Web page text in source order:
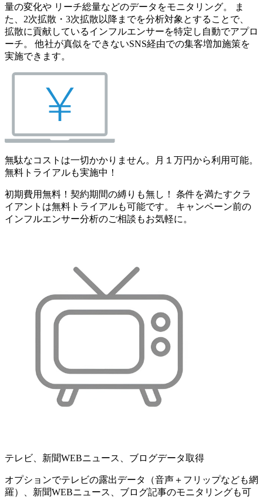
量の変化や リーチ総量などのデータをモニタリング。 ま
た、2次拡散・3次拡散以降までを分析対象とすることで、
拡散に貢献しているインフルエンサーを特定し自動でアプロ
ーチ。 他社が真似をできないSNS経由での集客増加施策を
実施できます。
無駄なコストは一切かかりません。月１万円から利用可能。
無料トライアルも実施中！
初期費用無料！契約期間の縛りも無し！ 条件を満たすクラ
イアントは無料トライアルも可能です。 キャンペーン前の
インフルエンサー分析のご相談もお気軽に。
テレビ、新聞WEBニュース、ブログデータ取得
オプションでテレビの露出データ（音声＋フリップなども網
羅）、新聞WEBニュース、ブログ記事のモニタリングも可